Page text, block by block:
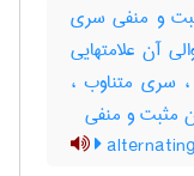
و منفی سری
آن علامتهایی
سری متناوب ،
مثبت و منفی